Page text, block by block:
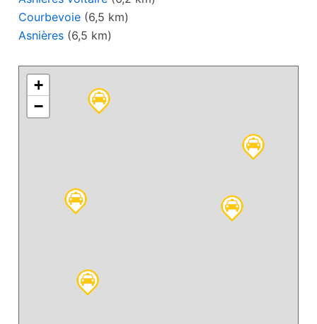
Courbevoie (6,5 km)
Asnières (6,5 km)
+
−